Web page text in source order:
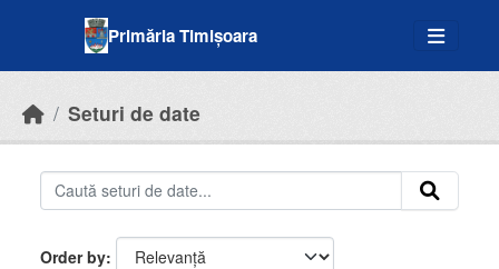
Primăria Timișoara
Seturi de date
Order by